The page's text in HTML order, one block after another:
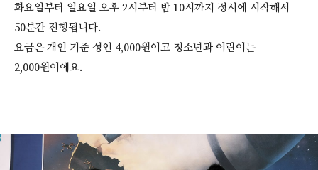
화요일부터 일요일 오후 2시부터 밤 10시까지 정시에 시작해서
50분간 진행됩니다.
요금은 개인 기준 성인 4,000원이고 청소년과 어린이는
2,000원이에요.